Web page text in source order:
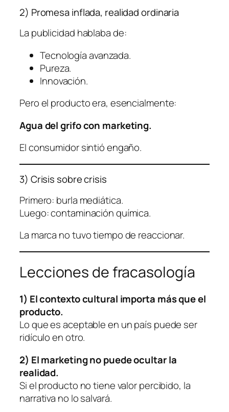
2) Promesa inflada, realidad ordinaria
La publicidad hablaba de:
Tecnología avanzada.
Pureza.
Innovación.
Pero el producto era, esencialmente:
Agua del grifo con marketing.
El consumidor sintió engaño.
3) Crisis sobre crisis
Primero: burla mediática.
Luego: contaminación química.
La marca no tuvo tiempo de reaccionar.
Lecciones de fracasología
1) El contexto cultural importa más que el
producto.
Lo que es aceptable en un país puede ser
ridículo en otro.
2) El marketing no puede ocultar la
realidad.
Si el producto no tiene valor percibido, la
narrativa no lo salvará.